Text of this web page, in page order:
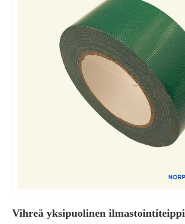
Vihreä yksipuolinen ilmastointiteippi